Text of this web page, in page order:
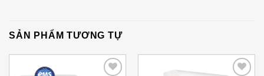
SẢN PHẨM TƯƠNG TỰ